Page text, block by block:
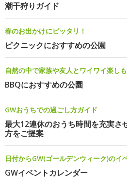
潮干狩りガイド
春のお出かけにピッタリ！
ピクニックにおすすめの公園
自然の中で家族や友人とワイワイ楽しも
BBQにおすすめの公園
GWおうちでの過ごし方ガイド
最大12連休のおうち時間を充実さ
方をご提案
日付からGW(ゴールデンウィーク)のイ
GWイベントカレンダー